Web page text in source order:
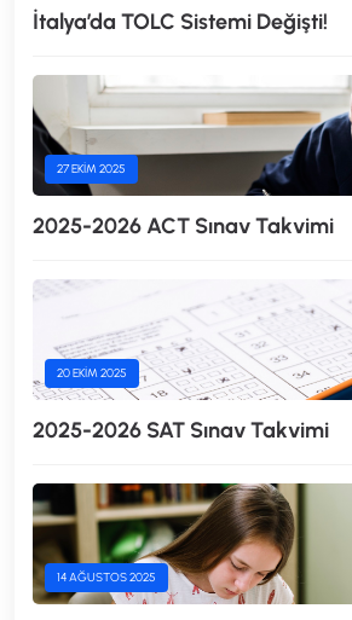
İtalya’da TOLC Sistemi Değişti!
27 EKIM 2025
2025-2026 ACT Sınav Takvimi
20 EKIM 2025
2025-2026 SAT Sınav Takvimi
14 AĞUSTOS 2025